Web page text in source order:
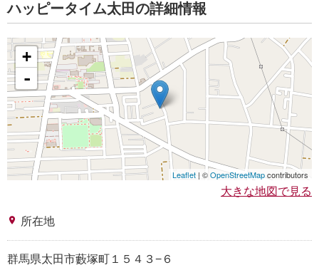
ハッピータイム太田の詳細情報
+
-
Leaflet | ©OpenStreetMapcontributors
大きな地図で見る
place 所在地
群馬県太田市藪塚町１５４３−６